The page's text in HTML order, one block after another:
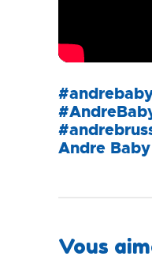
Andre Baby
Vous